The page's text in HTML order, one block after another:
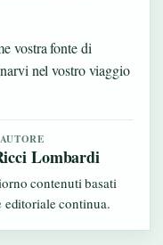
vostra fonte di
nel vostro viaggio
Lombardi
contenuti basati
continua.